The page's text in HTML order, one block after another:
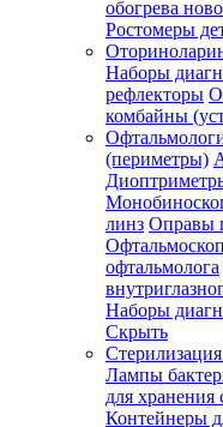
обогрева
Ростомеры
Наборы
рефлекторы
комбайны
(периметры)
линз Оправы
офтальмолога
Наборы
Скрыть
Лампы
для хранения
Контейнеры